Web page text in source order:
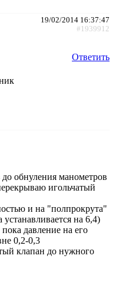
19/02/2014 16:37:47
#1939912
Ответить
обнуления манометров
игольчатый
и на "полпрокрута"
устанавливается на 6,4)
давление на его
0,2-0,3
клапан до нужного